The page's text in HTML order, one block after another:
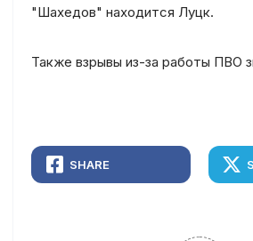
"Шахедов" находится Луцк.
Также взрывы из-за работы ПВО
SHARE